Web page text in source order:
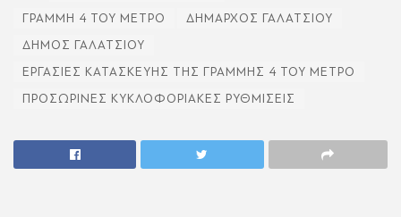
ΓΡΑΜΜΗ 4 ΤΟΥ ΜΕΤΡΟ
ΔΗΜΑΡΧΟΣ ΓΑΛΑΤΣΙΟΥ
ΔΗΜΟΣ ΓΑΛΑΤΣΙΟΥ
ΕΡΓΑΣΙΕΣ ΚΑΤΑΣΚΕΥΗΣ ΤΗΣ ΓΡΑΜΜΗΣ 4 ΤΟΥ ΜΕΤΡΟ
ΠΡΟΣΩΡΙΝΕΣ ΚΥΚΛΟΦΟΡΙΑΚΕΣ ΡΥΘΜΙΣΕΙΣ